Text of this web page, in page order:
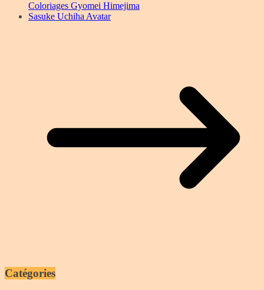
Coloriages Gyomei Himejima
Sasuke Uchiha Avatar
Catégories